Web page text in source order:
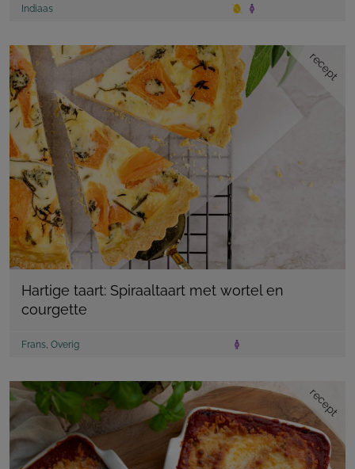
Indiaas
recept
Hartige taart: Spiraaltaart met wortel en
courgette
Frans Overig
recept